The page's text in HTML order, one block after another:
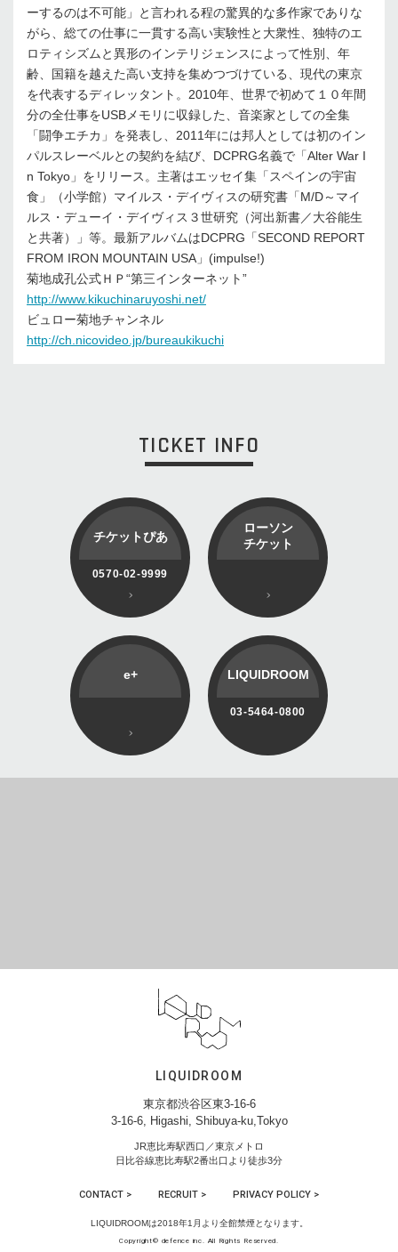
ーするのは不可能」と言われる程の驚異的な多作家でありな
がら、総ての仕事に一貫する高い実験性と大衆性、独特のエ
ロティシズムと異形のインテリジェンスによって性別、年
齢、国籍を越えた高い支持を集めつづけている、現代の東京
を代表するディレッタント。2010年、世界で初めて１０年間
分の全仕事をUSBメモリに収録した、音楽家としての全集
「闘争エチカ」を発表し、2011年には邦人としては初のイン
パルスレーベルとの契約を結び、DCPRG名義で「Alter War I
n Tokyo」をリリース。主著はエッセイ集「スペインの宇宙
食」（小学館）マイルス・デイヴィスの研究書「M/D～マイ
ルス・デューイ・デイヴィス３世研究（河出新書／大谷能生
と共著）」等。最新アルバムはDCPRG「SECOND REPORT
FROM IRON MOUNTAIN USA」(impulse!)
菊地成孔公式ＨＰ“第三インターネット”
http://www.kikuchinaruyoshi.net/
ビュロー菊地チャンネル
http://ch.nicovideo.jp/bureaukikuchi
TICKET INFO
チケットぴあ
0570-02-9999
ローソン
チケット
e+ LIQUIDROOM
03-5464-0800
LIQUIDROOM
東京都渋谷区東3-16-6
3-16-6, Higashi, Shibuya-ku,Tokyo
JR恵比寿駅西口／東京メトロ
日比谷線恵比寿駅2番出口より徒歩3分
CONTACT > RECRUIT > PRIVACY POLICY >
LIQUIDROOMは2018年1月より全館禁煙となります。
Copyright© defence inc. All Rights Reserved.